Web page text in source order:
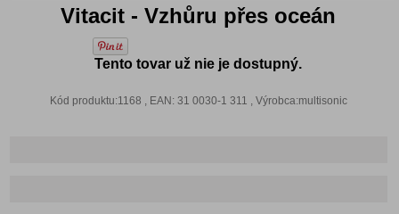
Vitacit - Vzhůru přes oceán
Tento tovar už nie je dostupný.
Kód produktu:1168 , EAN: 31 0030-1 311 , Výrobca:multisonic